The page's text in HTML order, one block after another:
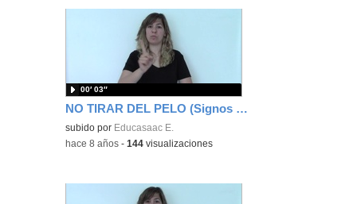
NO TIRAR DEL PELO (Signos EducaSAAC)
subido por Educasaac E.
00′ 03″
-hace 8 años -144 visualizaciones